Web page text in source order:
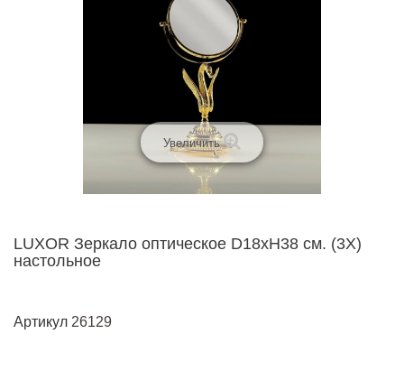
Увеличить
LUXOR Зеркало оптическое D18xH38 см. (3Х)
настольное
Артикул 26129